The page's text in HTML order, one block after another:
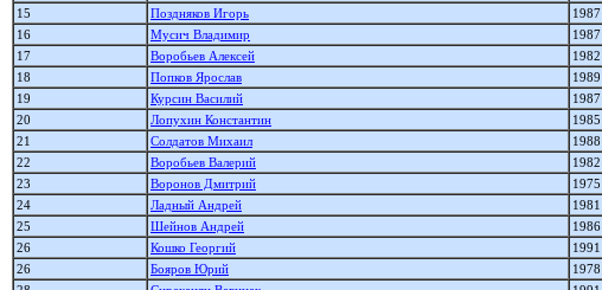
15
Поздняков Игорь 1987
16
Мусич Владимир 1987
17
Воробьев Алексей 1982
18
Попков Ярослав 1989
19
Курсин Василий 1987
20
Лопухин Константин 1985
21
Солдатов Михаил 1988
22
Воробьев Валерий 1982
23
Воронов Дмитрий 1975
24
Ладный Андрей 1981
25
Шейнов Андрей 1986
26
Кошко Георгий 1991
26
Бояров Юрий 1978